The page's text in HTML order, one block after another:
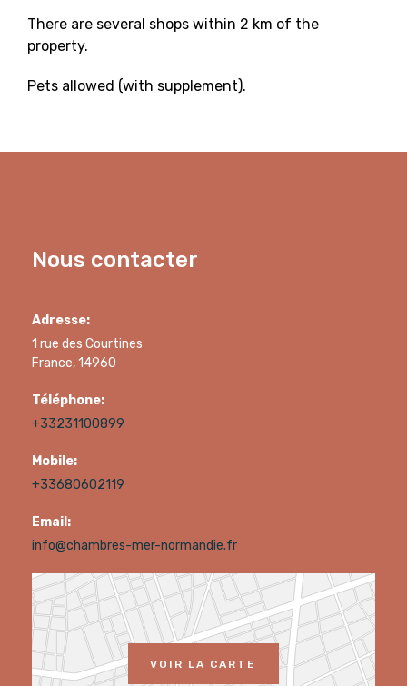
There are several shops within 2 km of the
property.
Pets allowed (with supplement).
Nous contacter
Adresse:
1 rue des Courtines
France, 14960
Téléphone:
+33231100899
Mobile:
+33680602119
Email:
info@chambres-mer-normandie.fr
VOIR LA CARTE